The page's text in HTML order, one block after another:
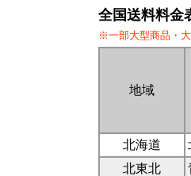
全国送料料金
※一部大型商品・
地域
北海道
北東北